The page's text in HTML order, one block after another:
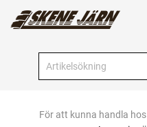
För att kunna handla